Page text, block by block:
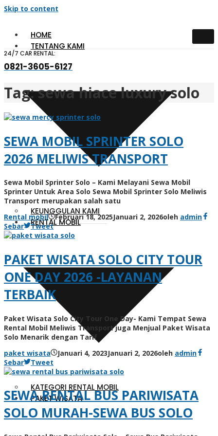
Skip to content
HOME
TENTANG KAMI
KEUNGGULAN KAMI
RENTAL MOBIL
KATEGORI RENTAL MOBIL
PAKET WISATA
24/7 CAR RENTAL:
0821-3605-6127
Tag:sewa hiace luxury solo
SEWA MOBIL SPRINTER SOLO
2026 MELIWIS TRANSPORT
Sewa Mobil Sprinter Solo – Kami Melayani Sewa Mobil
Sprinter Untuk Area Solo Sewa Mobil Sprinter Solo Meliwis
Transport merupakan salah satu
Rental mobil
Februari 18, 2025Januari 2, 2026oleh admin
Sebar
Tweet
PAKET WISATA SOLO CITY TOUR
ONE DAY 2026 -LAYANAN
TERBAIK
Paket Wisata Solo City Tour One Day- Kami Tempat Sewa
Rental Mobil Meliwis Transport juga Menjual Paket Wisata
Solo Menarik dengan Tarif
paket wisata
Januari 4, 2023Januari 2, 2026oleh admin
Sebar
Tweet
SEWA RENTAL BUS PARIWISATA
SOLO MURAH-SEWA BUS SOLO